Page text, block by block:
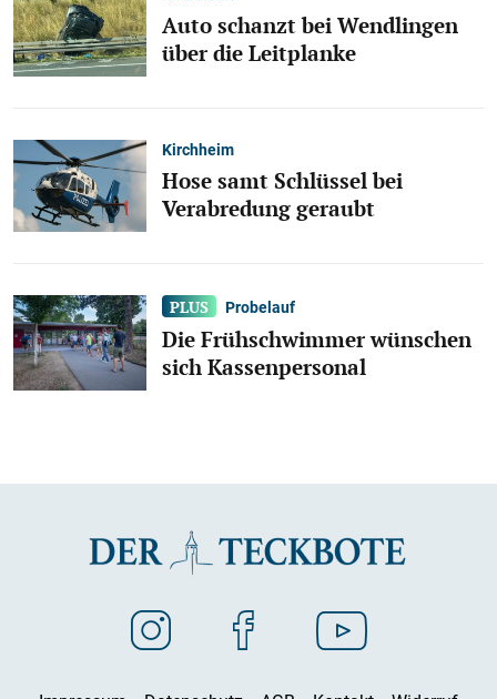
Auto schanzt bei Wendlingen
über die Leitplanke
Kirchheim
Hose samt Schlüssel bei
Verabredung geraubt
Probelauf
Die Frühschwimmer wünschen
sich Kassenpersonal